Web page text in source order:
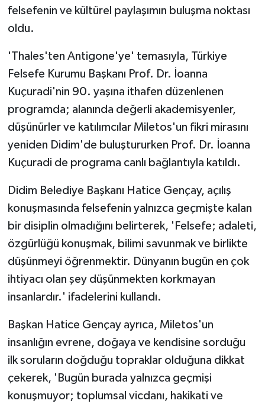
felsefenin ve kültürel paylaşımın buluşma noktası
oldu.
'Thales'ten Antigone'ye' temasıyla, Türkiye
Felsefe Kurumu Başkanı Prof. Dr. İoanna
Kuçuradi'nin 90. yaşına ithafen düzenlenen
programda; alanında değerli akademisyenler,
düşünürler ve katılımcılar Miletos'un fikri mirasını
yeniden Didim'de buluştururken Prof. Dr. İoanna
Kuçuradi de programa canlı bağlantıyla katıldı.
Didim Belediye Başkanı Hatice Gençay, açılış
konuşmasında felsefenin yalnızca geçmişte kalan
bir disiplin olmadığını belirterek, 'Felsefe; adaleti,
özgürlüğü konuşmak, bilimi savunmak ve birlikte
düşünmeyi öğrenmektir. Dünyanın bugün en çok
ihtiyacı olan şey düşünmekten korkmayan
insanlardır.' ifadelerini kullandı.
Başkan Hatice Gençay ayrıca, Miletos'un
insanlığın evrene, doğaya ve kendisine sorduğu
ilk soruların doğduğu topraklar olduğuna dikkat
çekerek, 'Bugün burada yalnızca geçmişi
konuşmuyor; toplumsal vicdanı, hakikati ve